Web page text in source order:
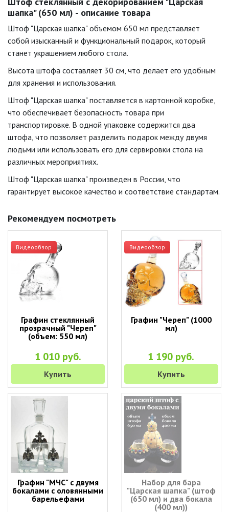
шапка" (650 мл) - описание товара
Штоф "Царская шапка" объемом 650 мл представляет
собой изысканный и функциональный подарок, который
станет украшением любого стола.
Высота штофа составляет 30 см, что делает его удобным
для хранения и использования.
Штоф "Царская шапка" поставляется в картонной коробке,
что обеспечивает безопасность товара при
транспортировке. В одной упаковке содержится два
штофа, что позволяет разделить подарок между двумя
людьми или использовать его для сервировки стола на
различных мероприятиях.
Штоф "Царская шапка" произведен в России, что
гарантирует высокое качество и соответствие стандартам.
Рекомендуем посмотреть
Видеообзор
Графин стеклянный
прозрачный "Череп"
(объем: 550 мл)
1 010 руб.
Купить
Видеообзор
Графин "Череп" (1000
мл)
1 190 руб.
Купить
Графин "МЧС" с двумя
бокалами с оловянными
барельефами
Набор для бара
"Царская шапка" (штоф
(650 мл) и два бокала
(400 мл))